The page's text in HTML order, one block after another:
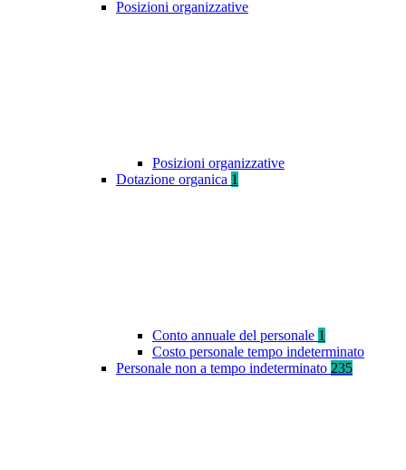
Posizioni organizzative
Posizioni organizzative
Dotazione organica 1
Conto annuale del personale 1
Costo personale tempo indeterminato
Personale non a tempo indeterminato 235